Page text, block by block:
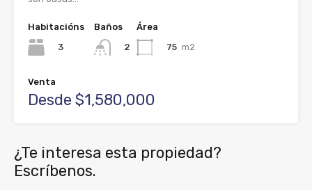
Habitacións
3
Baños
2
Área
75 m2
Venta
Desde $1,580,000
¿Te interesa esta propiedad?
Escríbenos.